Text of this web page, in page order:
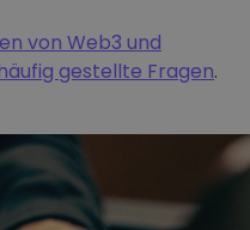
von Web3 und
gestellte Fragen.